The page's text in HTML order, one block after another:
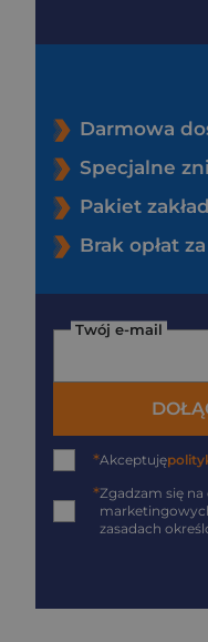
Darmowa
Specjalne
Pakiet
Brak opłat
Twój e-mail
*Akceptuję
*Zgadzam się
zasadach